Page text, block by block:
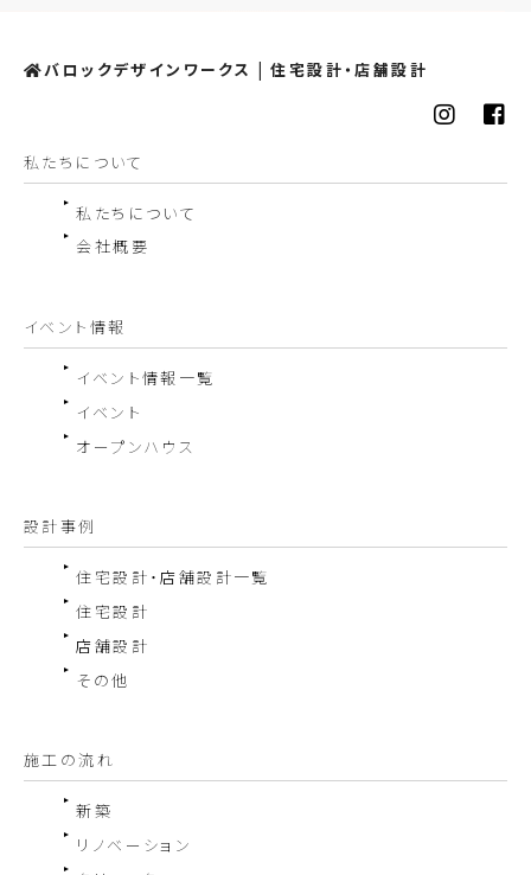
バロックデザインワークス | 住宅設計・店舗設計
私たちについて
私たちについて
会社概要
イベント情報
イベント情報一覧
イベント
オープンハウス
設計事例
住宅設計・店舗設計一覧
住宅設計
店舗設計
その他
施工の流れ
新築
リノベーション